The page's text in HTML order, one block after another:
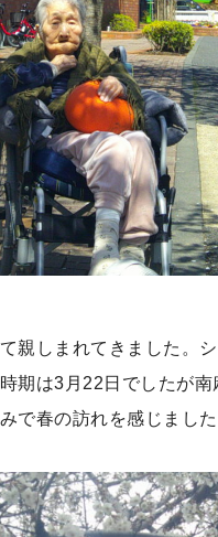
親しまれてきました。
期は3月22日でしたが
で春の訪れを感じました